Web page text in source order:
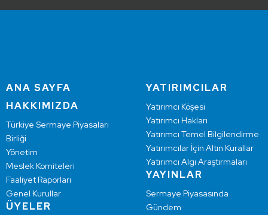
ANA SAYFA
HAKKIMIZDA
Türkiye Sermaye Piyasaları
Birliği
Yönetim
Meslek Komiteleri
Faaliyet Raporları
Genel Kurullar
ÜYELER
YATIRIMCILAR
Yatırımcı Köşesi
Yatırımcı Hakları
Yatırımcı Temel Bilgilendirme
Yatırımcılar İçin Altın Kurallar
Yatırımcı Algı Araştırmaları
YAYINLAR
Sermaye Piyasasında
Gündem